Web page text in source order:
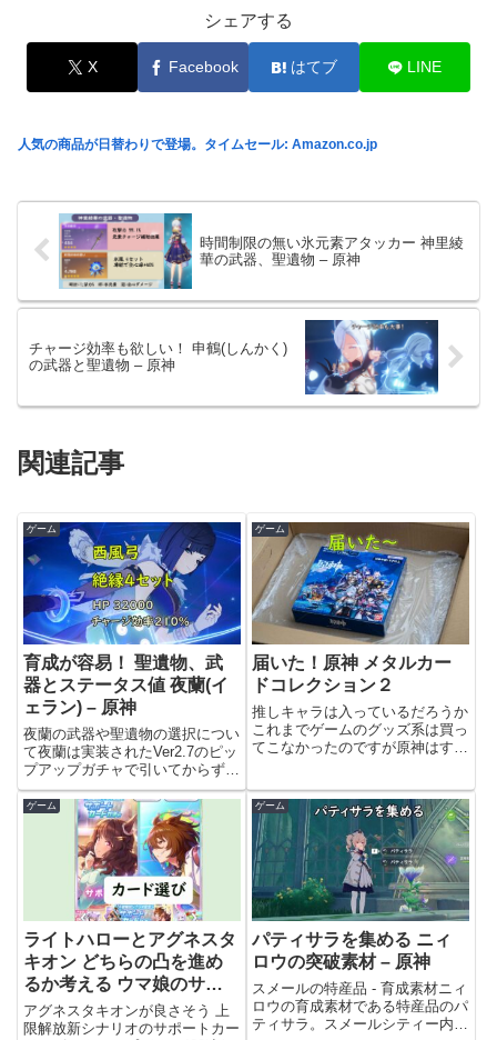
シェアする
X Facebook はてブ LINE
人気の商品が日替わりで登場。タイムセール: Amazon.co.jp
時間制限の無い氷元素アタッカー 神里綾
華の武器、聖遺物 – 原神
チャージ効率も欲しい！ 申鶴(しんかく)
の武器と聖遺物 – 原神
関連記事
ゲーム
育成が容易！ 聖遺物、武
器とステータス値 夜蘭(イ
ェラン) – 原神
夜蘭の武器や聖遺物の選択につい
て夜蘭は実装されたVer2.7のピッ
プアップガチャで引いてからずっ
と使ってきて、鍾離、楓原...
ゲーム
届いた！原神 メタルカー
ドコレクション２
推しキャラは入っているだろうか
これまでゲームのグッズ系は買っ
てこなかったのですが原神はすっ
ゲーム
ライトハローとアグネスタ
キオン どちらの凸を進め
るか考える ウマ娘のサポ
カ選択
アグネスタキオンが良さそう 上
限解放新シナリオのサポートカー
ゲーム
パティサラを集める ニィ
ロウの突破素材 – 原神
スメールの特産品 - 育成素材ニィ
ロウの育成素材である特産品のパ
ティサラ。スメールシティー内で